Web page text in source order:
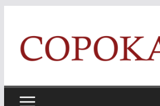
content